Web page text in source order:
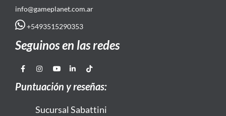
info@gameplanet.com.ar
+5493515290353
Seguinos en las redes
Puntuación y reseñas:
Sucursal Sabattini